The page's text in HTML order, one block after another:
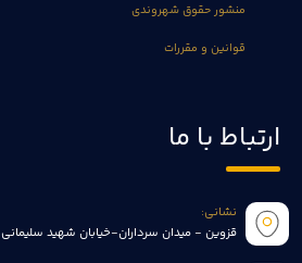
منشور حقوق شهروندی
قوانین و مقررات
ارتباط با ما
نشانی:
قزوین - میدان سرداران-خیابان شهید سلیمانی